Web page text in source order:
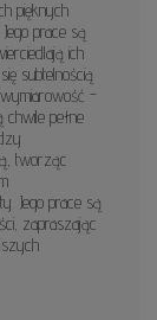
pięknych
prace są
ich
subtelnością
-
pełne
tworząc
Jego prace są
zapraszając